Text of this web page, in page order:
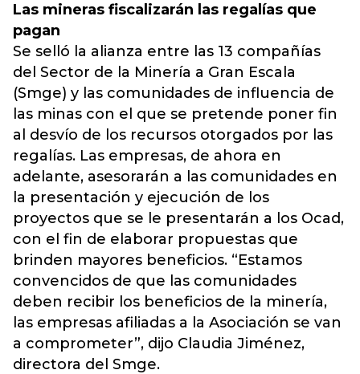
Las mineras fiscalizarán las regalías que
pagan
Se selló la alianza entre las 13 compañías
del Sector de la Minería a Gran Escala
(Smge) y las comunidades de influencia de
las minas con el que se pretende poner fin
al desvío de los recursos otorgados por las
regalías. Las empresas, de ahora en
adelante, asesorarán a las comunidades en
la presentación y ejecución de los
proyectos que se le presentarán a los Ocad,
con el fin de elaborar propuestas que
brinden mayores beneficios. “Estamos
convencidos de que las comunidades
deben recibir los beneficios de la minería,
las empresas afiliadas a la Asociación se van
a comprometer”, dijo Claudia Jiménez,
directora del Smge.